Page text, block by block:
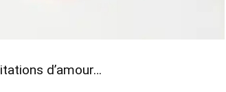
d’amour…